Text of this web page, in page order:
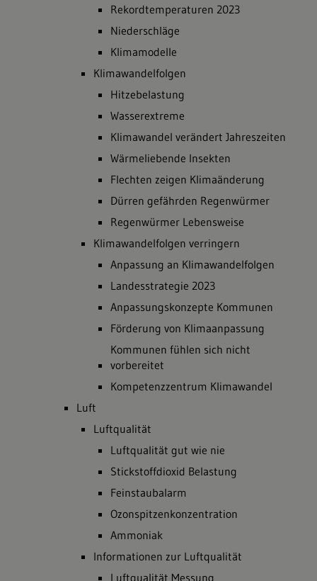
Rekordtemperaturen 2023
Niederschläge
Klimamodelle
Klimawandelfolgen
Hitzebelastung
Wasserextreme
Klimawandel verändert Jahreszeiten
Wärmeliebende Insekten
Flechten zeigen Klimaänderung
Dürren gefährden Regenwürmer
Regenwürmer Lebensweise
Klimawandelfolgen verringern
Anpassung an Klimawandelfolgen
Landesstrategie 2023
Anpassungskonzepte Kommunen
Förderung von Klimaanpassung
Kommunen fühlen sich nicht
vorbereitet
Kompetenzzentrum Klimawandel
Luft
Luftqualität
Luftqualität gut wie nie
Stickstoffdioxid Belastung
Feinstaubalarm
Ozonspitzenkonzentration
Ammoniak
Informationen zur Luftqualität
Luftqualität Messung